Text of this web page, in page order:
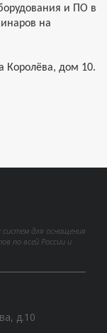
и ПО в
на
Королёва, дом 10.
систем для оснащения
по всей России и
д.10